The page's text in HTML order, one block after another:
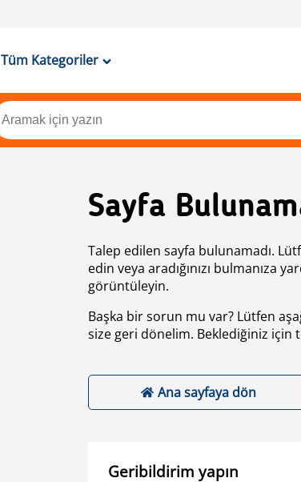
Tüm Kategoriler
Sayfa
Talep edilen sayfa bulunamadı.
edin veya aradığınızı bulmanıza
görüntüleyin.
Başka bir sorun mu var? Lütfen
size geri dönelim. Beklediğiniz için
Ana sayfaya dön
Geribildirim yapın